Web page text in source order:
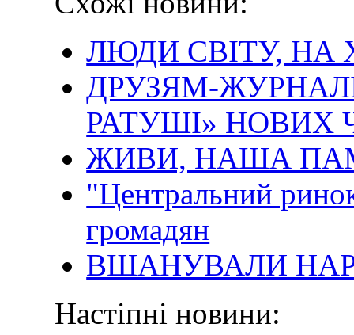
ЛЮДИ СВІТУ, НА
ДРУЗЯМ-
РАТУШІ» НОВИХ
ЖИВИ, НАША
"Центральний
громадян
ВШАНУВАЛИ
Настіпні новини: